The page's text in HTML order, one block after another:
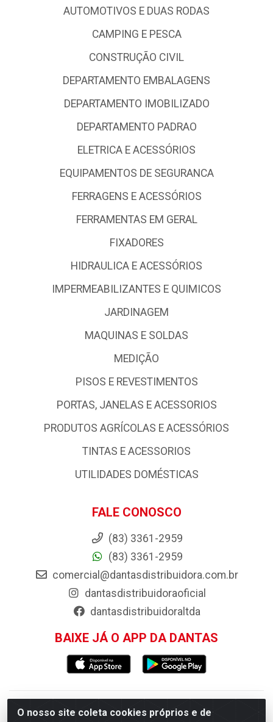
O nosso site coleta cookies próprios e de
AUTOMOTIVOS E DUAS RODAS
CAMPING E PESCA
CONSTRUÇÃO CIVIL
DEPARTAMENTO EMBALAGENS
DEPARTAMENTO IMOBILIZADO
DEPARTAMENTO PADRAO
ELETRICA E ACESSÓRIOS
EQUIPAMENTOS DE SEGURANCA
FERRAGENS E ACESSÓRIOS
FERRAMENTAS EM GERAL
FIXADORES
HIDRAULICA E ACESSÓRIOS
IMPERMEABILIZANTES E QUIMICOS
JARDINAGEM
MAQUINAS E SOLDAS
MEDIÇÃO
PISOS E REVESTIMENTOS
PORTAS, JANELAS E ACESSORIOS
PRODUTOS AGRÍCOLAS E ACESSÓRIOS
TINTAS E ACESSORIOS
UTILIDADES DOMÉSTICAS
FALE CONOSCO
(83) 3361-2959
(83) 3361-2959
comercial@dantasdistribuidora.com.br
dantasdistribuidoraoficial
dantasdistribuidoraltda
BAIXE JÁ O APP DA DANTAS
Dantas Distribuidora - Rua Sebastião Araújo, 404 -